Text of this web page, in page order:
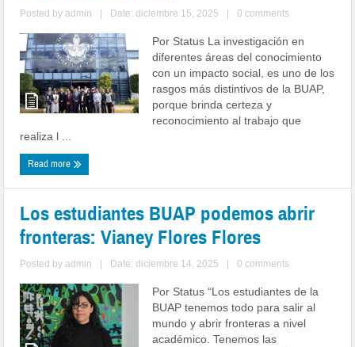
Posted byadmin Date: diciembre 15, 2025 0 comments
Por Status La investigación en
diferentes áreas del conocimiento
con un impacto social, es uno de los
rasgos más distintivos de la BUAP,
porque brinda certeza y
reconocimiento al trabajo que
realiza l ...
Read more
Los estudiantes BUAP podemos abrir
fronteras: Vianey Flores Flores
Posted byadmin Date: diciembre 14, 2025 0 comments
Por Status “Los estudiantes de la
BUAP tenemos todo para salir al
mundo y abrir fronteras a nivel
académico. Tenemos las